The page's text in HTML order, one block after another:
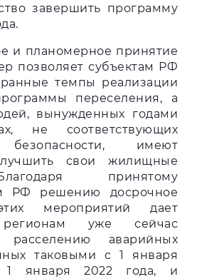
завершить программу
и планомерное принятие
позволяет субъектам РФ
темпы реализации
переселения, а
вынужденных годами
не соответствующих
безопасности, имеют
свои жилищные
принятому
РФ решению досрочное
мероприятий дает
регионам уже сейчас
расселению аварийных
таковыми с 1 января
1 января 2022 года, и